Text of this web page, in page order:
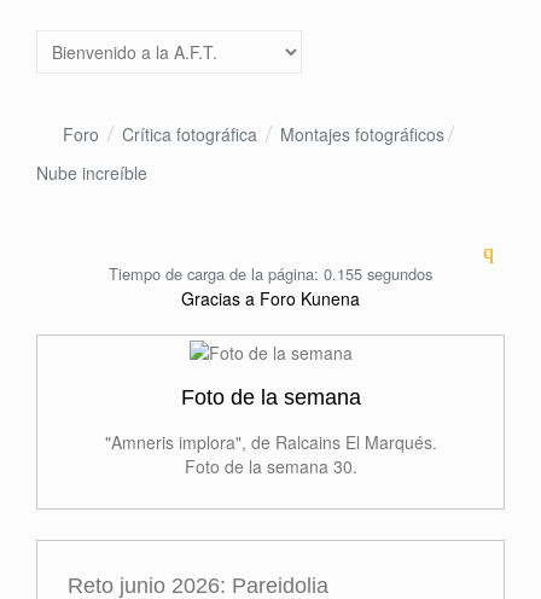
Foro Crítica fotográfica
Montajes fotográficos
Nube increíble
Tiempo de carga de la página: 0.155 segundos
Gracias a Foro Kunena
Foto de la semana
"Amneris implora", de Ralcains El Marqués.
Foto de la semana 30.
Reto junio 2026: Pareidolia